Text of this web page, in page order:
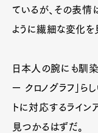
ているが、その表情
ように繊細な変化を
日本人の腕にも馴
ー クロノグラフ」ら
トに対応するライン
見つかるはずだ。